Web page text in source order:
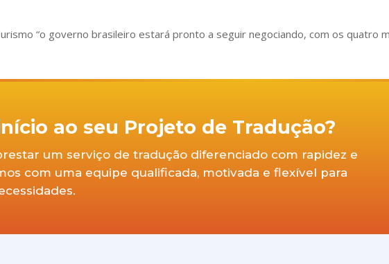
“o governo brasileiro estará pronto a seguir negociando, com os quatro
ao seu Projeto de Tradução?
um serviço de tradução diferenciado com rapidez e
com uma equipe qualificada, motivada e flexível para